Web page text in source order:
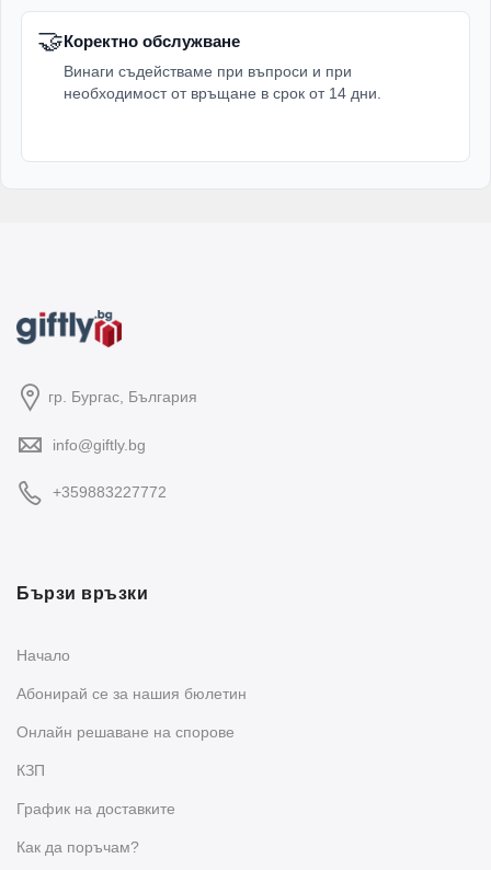
🤝Коректно обслужване
Винаги съдействаме при въпроси и при
необходимост от връщане в срок от 14 дни.
гр. Бургас, България
info@giftly.bg
+359883227772
Бързи връзки
Начало
Абонирай се за нашия бюлетин
Oнлайн решаване на спорове
КЗП
График на доставките
Как да поръчам?